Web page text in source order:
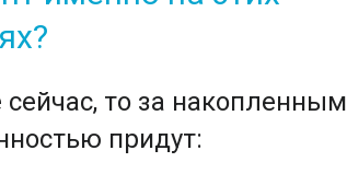
то за накопленным
придут: